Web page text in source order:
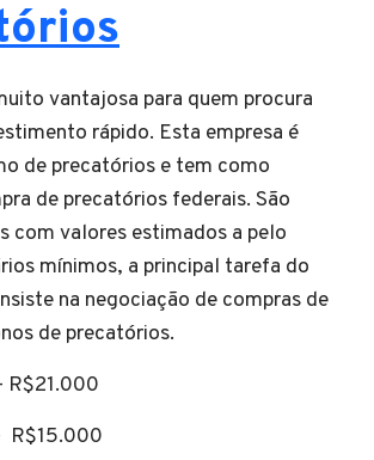
vantajosa para quem procura
rápido. Esta empresa é
de precatórios e tem como
de precatórios federais. São
com valores estimados a pelo
mínimos, a principal tarefa do
na negociação de compras de
de precatórios.
R$21.000
R$15.000